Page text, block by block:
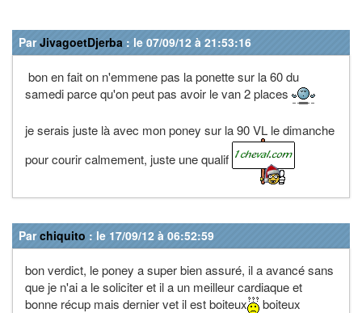
ParJivagoetDjerba : le 07/09/12 à 21:53:16
bon en fait on n'emmene pas la ponette sur la 60 du
samedi parce qu'on peut pas avoir le van 2 places
je serais juste là avec mon poney sur la 90 VL le dimanche
pour courir calmement, juste une qualif
Parchiquito : le 17/09/12 à 06:52:59
bon verdict, le poney a super bien assuré, il a avancé sans
que je n'ai a le soliciter et il a un meilleur cardiaque et
bonne récup mais dernier vet il est boiteux
boiteux